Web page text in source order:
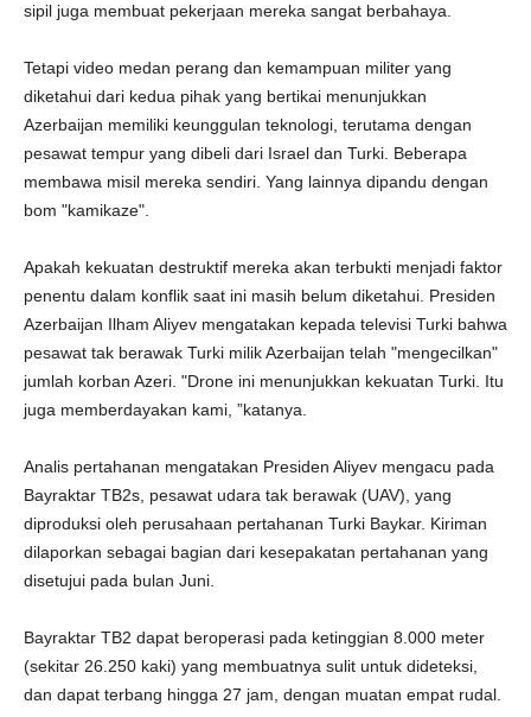
sipil juga membuat pekerjaan mereka sangat berbahaya.
Tetapi video medan perang dan kemampuan militer yang
diketahui dari kedua pihak yang bertikai menunjukkan
Azerbaijan memiliki keunggulan teknologi, terutama dengan
pesawat tempur yang dibeli dari Israel dan Turki. Beberapa
membawa misil mereka sendiri. Yang lainnya dipandu dengan
bom "kamikaze".
Apakah kekuatan destruktif mereka akan terbukti menjadi faktor
penentu dalam konflik saat ini masih belum diketahui. Presiden
Azerbaijan Ilham Aliyev mengatakan kepada televisi Turki bahwa
pesawat tak berawak Turki milik Azerbaijan telah "mengecilkan"
jumlah korban Azeri. "Drone ini menunjukkan kekuatan Turki. Itu
juga memberdayakan kami, ”katanya.
Analis pertahanan mengatakan Presiden Aliyev mengacu pada
Bayraktar TB2s, pesawat udara tak berawak (UAV), yang
diproduksi oleh perusahaan pertahanan Turki Baykar. Kiriman
dilaporkan sebagai bagian dari kesepakatan pertahanan yang
disetujui pada bulan Juni.
Bayraktar TB2 dapat beroperasi pada ketinggian 8.000 meter
(sekitar 26.250 kaki) yang membuatnya sulit untuk dideteksi,
dan dapat terbang hingga 27 jam, dengan muatan empat rudal.